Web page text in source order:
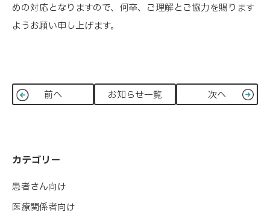
カテゴリー
患者さん向け
医療関係者向け
めの対応となりますので、何卒、ご理解とご協力を賜ります
ようお願い申し上げます。
前へ お知らせ一覧 次へ